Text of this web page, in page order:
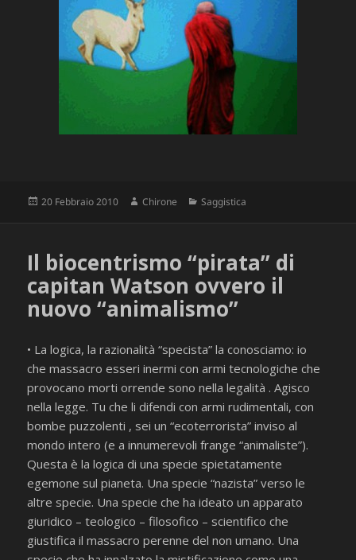
Scritto
20 Febbraio 2010 Autore
Chirone Categorie
Saggistica
Il biocentrismo “pirata” di
capitan Watson ovvero il
nuovo “animalismo”
• La logica, la razionalità “specista” la conosciamo: io
che massacro esseri inermi con armi tecnologiche che
provocano morti orrende sono nella legalità . Agisco
nella legge. Tu che li difendi con armi rudimentali, con
bombe puzzolenti , sei un “ecoterrorista” inviso al
mondo intero (e a innumerevoli frange “animaliste”).
Questa è la logica di una specie spietatamente
egemone sul pianeta. Una specie “nazista” verso le
altre specie. Una specie che ha ideato un apparato
giuridico – teologico – filosofico – scientifico che
giustifica il massacro perenne del non umano. Una